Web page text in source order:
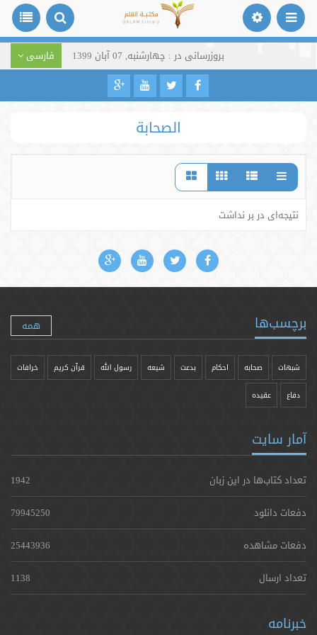
بروزرسانی در : چهارشنبه, 07 آبان 1399 فارسی
الصحابة
نتیجه‌ای در بر نداشت
برچسب‌ها همه
شبهات صحابه احکام بدعت شیعه رسول الله قرآن کریم خرافات
دفاع عقیده
آمار سایت
تعداد کتاب‌ها در این زبان
1942
دفعات دانلود
79945250
دفعات مشاهده
25443936
تعداد ارسال
1138
خبرنامه